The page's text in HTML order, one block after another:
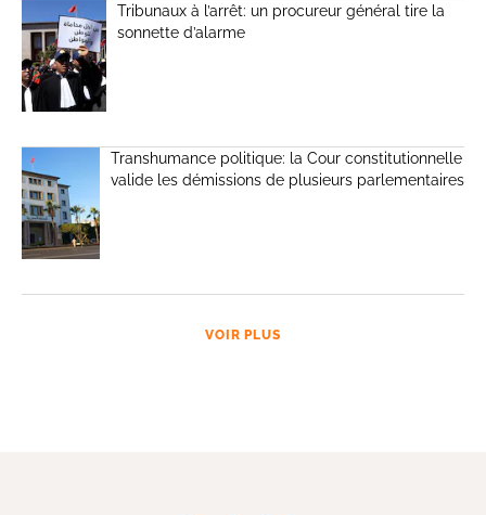
Tribunaux à l’arrêt: un procureur général tire la
sonnette d’alarme
Transhumance politique: la Cour constitutionnelle
valide les démissions de plusieurs parlementaires
VOIR PLUS